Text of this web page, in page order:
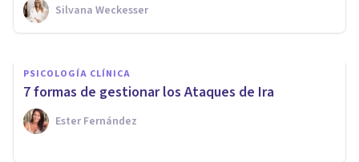
Silvana Weckesser
Silvana Weckesser
PSICOLOGÍA CLÍNICA
7 formas de gestionar los Ataques de Ira
Ester Fernández